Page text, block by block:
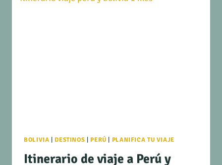
BOLIVIA | DESTINOS | PERÚ | PLANIFICA TU VIAJE
Itinerario de viaje a Perú y